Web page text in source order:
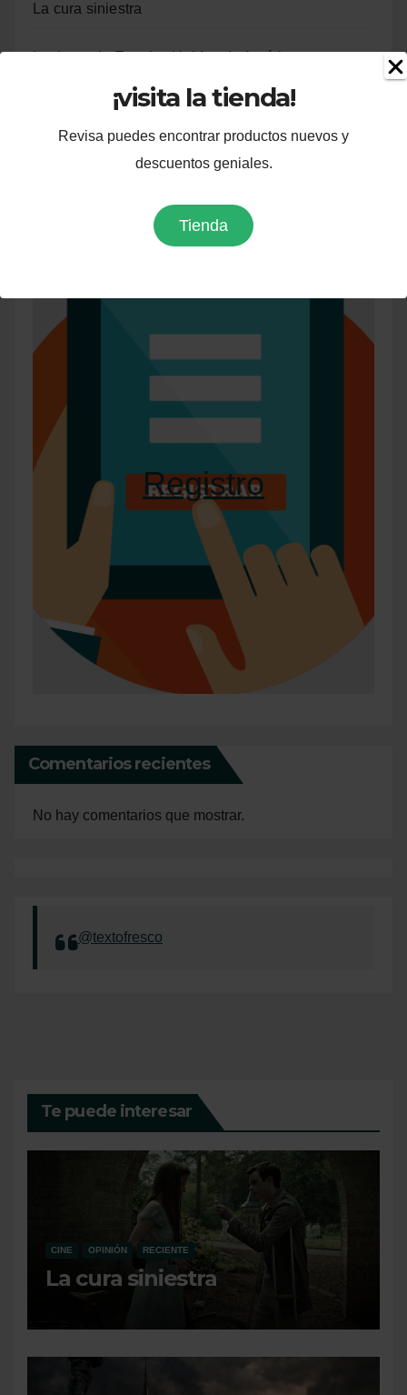
¡visita la tienda!
Revisa puedes encontrar productos nuevos y
descuentos geniales.
Tienda
La cura siniestra
La tierra sin Estados Unidos de América.
Somos un paìs
Registro
Comentarios recientes
No hay comentarios que mostrar.
@textofresco
Te puede interesar
CINE OPINIÓN RECIENTE
La cura siniestra